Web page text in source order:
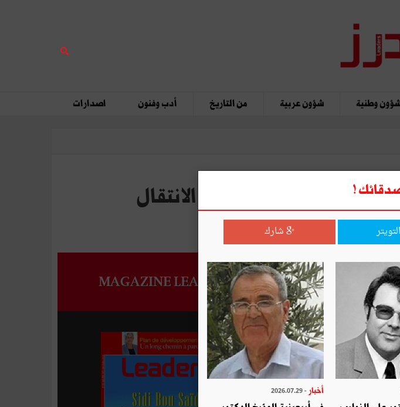
وطنية شؤون عربية من التاريخ أدب وفنون اصدارات
MAGAZINE LEADERS
!
التويتر شارك
أخبار - 2026.07.29